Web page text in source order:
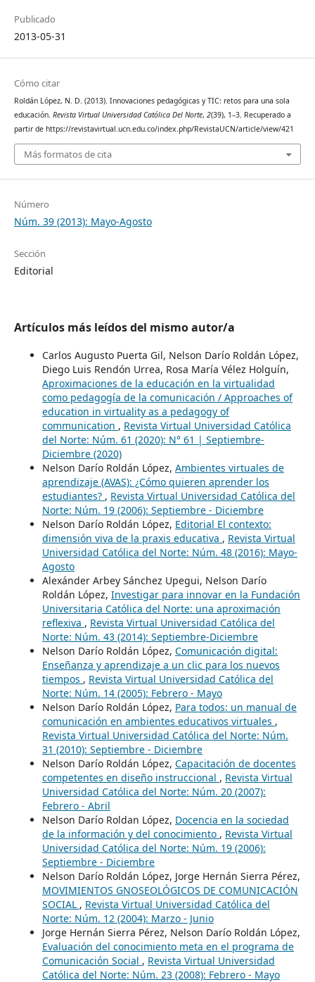
Publicado
2013-05-31
Cómo citar
Roldán López, N. D. (2013). Innovaciones pedagógicas y TIC: retos para una sola
educación. Revista Virtual Universidad Católica Del Norte, 2(39), 1–3. Recuperado a
partir de https://revistavirtual.ucn.edu.co/index.php/RevistaUCN/article/view/421
Más formatos de cita
Número
Núm. 39 (2013): Mayo-Agosto
Sección
Editorial
Artículos más leídos del mismo autor/a
Carlos Augusto Puerta Gil, Nelson Darío Roldán López,
Diego Luis Rendón Urrea, Rosa María Vélez Holguín,
Aproximaciones de la educación en la virtualidad
como pedagogía de la comunicación / Approaches of
education in virtuality as a pedagogy of
communication , Revista Virtual Universidad Católica
del Norte: Núm. 61 (2020): N° 61 | Septiembre-
Diciembre (2020)
Nelson Darío Roldán López, Ambientes virtuales de
aprendizaje (AVAS): ¿Cómo quieren aprender los
estudiantes? , Revista Virtual Universidad Católica del
Norte: Núm. 19 (2006): Septiembre - Diciembre
Nelson Darío Roldán López, Editorial El contexto:
dimensión viva de la praxis educativa , Revista Virtual
Universidad Católica del Norte: Núm. 48 (2016): Mayo-
Agosto
Alexánder Arbey Sánchez Upegui, Nelson Darío
Roldán López, Investigar para innovar en la Fundación
Universitaria Católica del Norte: una aproximación
reflexiva , Revista Virtual Universidad Católica del
Norte: Núm. 43 (2014): Septiembre-Diciembre
Nelson Darío Roldán López, Comunicación digital:
Enseñanza y aprendizaje a un clic para los nuevos
tiempos , Revista Virtual Universidad Católica del
Norte: Núm. 14 (2005): Febrero - Mayo
Nelson Darío Roldán López, Para todos: un manual de
comunicación en ambientes educativos virtuales ,
Revista Virtual Universidad Católica del Norte: Núm.
31 (2010): Septiembre - Diciembre
Nelson Darío Roldán López, Capacitación de docentes
competentes en diseño instruccional , Revista Virtual
Universidad Católica del Norte: Núm. 20 (2007):
Febrero - Abril
Nelson Darío Roldan López, Docencia en la sociedad
de la información y del conocimiento , Revista Virtual
Universidad Católica del Norte: Núm. 19 (2006):
Septiembre - Diciembre
Nelson Darío Roldán López, Jorge Hernán Sierra Pérez,
MOVIMIENTOS GNOSEOLÓGICOS DE COMUNICACIÓN
SOCIAL , Revista Virtual Universidad Católica del
Norte: Núm. 12 (2004): Marzo - Junio
Jorge Hernán Sierra Pérez, Nelson Darío Roldán López,
Evaluación del conocimiento meta en el programa de
Comunicación Social , Revista Virtual Universidad
Católica del Norte: Núm. 23 (2008): Febrero - Mayo